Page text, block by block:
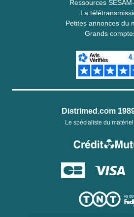
Ressources
La
Petites annonces du
Grands
Distrimed.com
Le spécialiste du